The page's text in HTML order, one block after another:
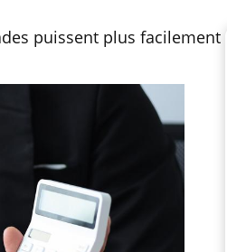
puissent plus facilement